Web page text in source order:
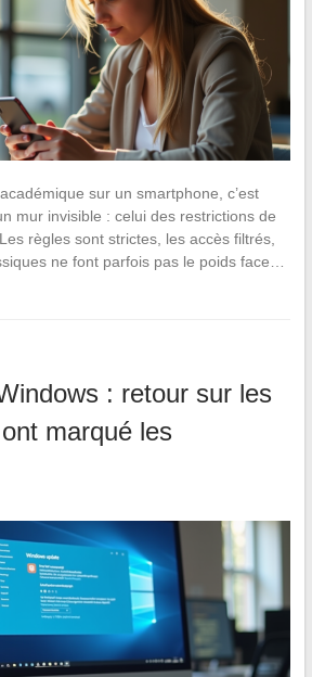
sur un smartphone, c’est
mur invisible : celui des restrictions de
règles sont strictes, les accès filtrés,
ne font parfois pas le poids face…
: retour sur les
marqué les